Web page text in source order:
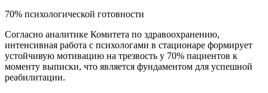
70% психологической готовности
Согласно аналитике Комитета по здравоохранению,
интенсивная работа с психологами в стационаре формирует
устойчивую мотивацию на трезвость у 70% пациентов к
моменту выписки, что является фундаментом для успешной
реабилитации.